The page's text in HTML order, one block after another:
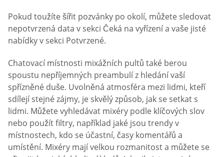
Pokud toužíte šířit pozvánky po okolí, můžete sledovat
nepotvrzená data v sekci Čeká na vyřízení a vaše jisté
nabídky v sekci Potvrzené.
Chatovací místnosti mixážních pultů také berou
spoustu nepříjemných preambulí z hledání vaší
spřízněné duše. Uvolněná atmosféra mezi lidmi, kteří
sdílejí stejné zájmy, je skvělý způsob, jak se setkat s
lidmi. Můžete vyhledávat mixéry podle klíčových slov
nebo použít filtry, například jaké jsou trendy v
místnostech, kdo se účastní, časy komentářů a
umístění. Mixéry mají velkou rozmanitost a můžete se